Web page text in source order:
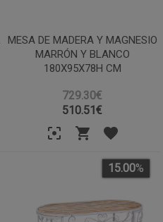
MESA DE MADERA Y MAGNESIO
MARRÓN Y BLANCO
180X95X78H CM
729.30€
510.51€
15.00%